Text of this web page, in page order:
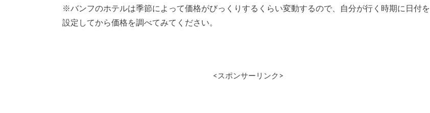
※バンフのホテルは季節によって価格がびっくりするくらい変動するので、自分が行く時期に日付を
設定してから価格を調べてみてください。
<スポンサーリンク>